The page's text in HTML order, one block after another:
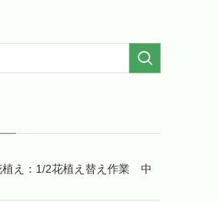
植え：1/2花植え替え作業 中